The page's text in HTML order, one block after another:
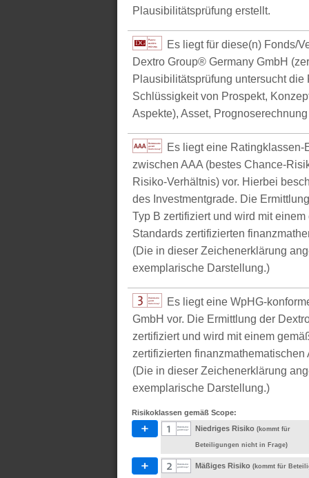
Plausibilitätsprüfung erstellt.
Es liegt für diese(n) Fonds/
Dextro Group® Germany GmbH
Plausibilitätsprüfung untersucht
Schlüssigkeit von Prospekt,
Aspekte), Asset,
Es liegt eine Ratingklassen-
zwischen AAA (bestes Chance-
Risiko-Verhältnis) vor. Hierbei
des Investmentgrade. Die
Typ B zertifiziert und wird mit
Standards zertifizierten
(Die in dieser Zeichenerklärung
exemplarische Darstellung.)
Es liegt eine WpHG-
GmbH vor. Die Ermittlung der
zertifiziert und wird mit einem
zertifizierten
(Die in dieser Zeichenerklärung
exemplarische Darstellung.)
Risikoklassen gemäß Scope:
Niedriges Risiko (kommt für
Beteiligungen nicht in Frage)
Mäßiges Risiko (kommt für